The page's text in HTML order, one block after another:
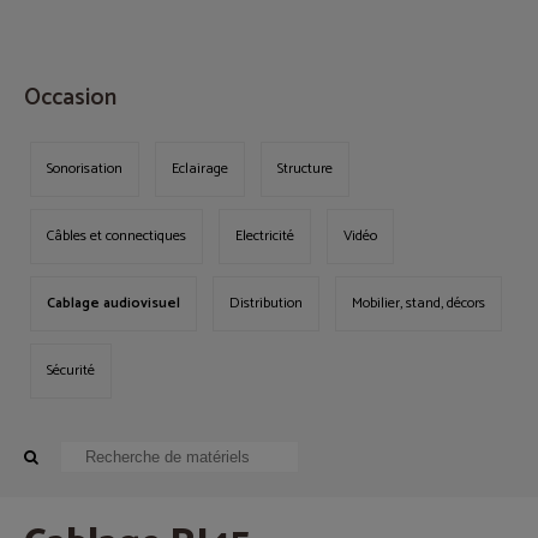
Occasion
Sonorisation Eclairage Structure
Câbles et connectiques Electricité Vidéo
Cablage audiovisuel Distribution Mobilier, stand, décors
Sécurité